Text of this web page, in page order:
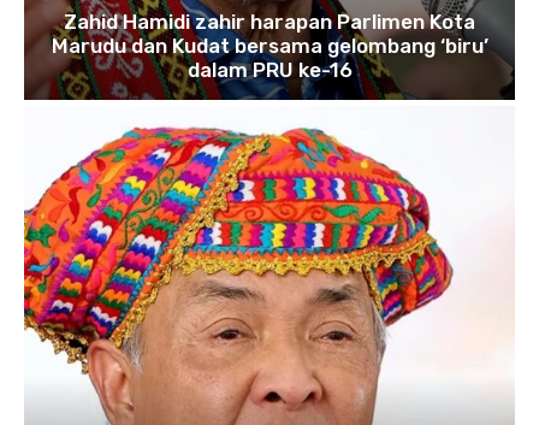
Zahid Hamidi zahir harapan Parlimen Kota
Marudu dan Kudat bersama gelombang ‘biru’
dalam PRU ke-16